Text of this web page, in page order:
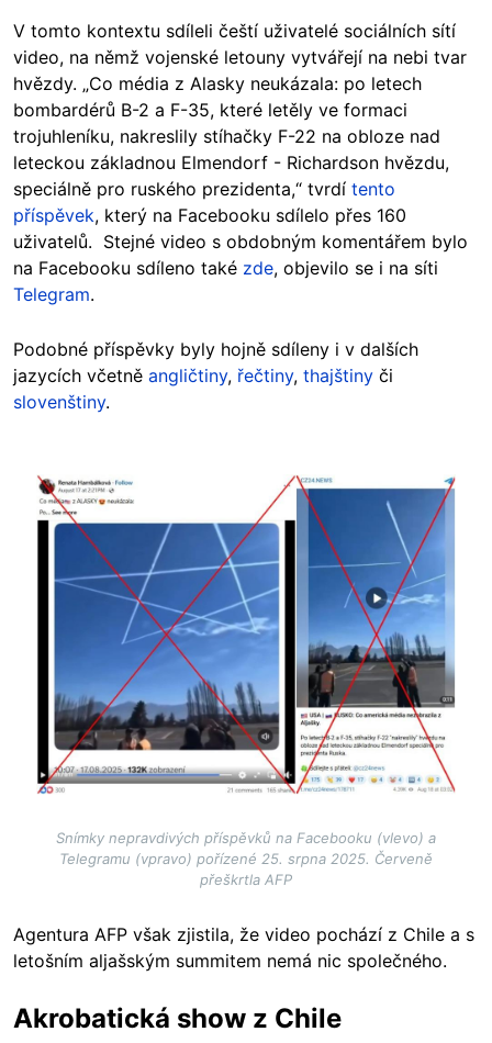
V tomto kontextu sdíleli čeští uživatelé sociálních sítí
video, na němž vojenské letouny vytvářejí na nebi tvar
hvězdy. „Co média z Alasky neukázala: po letech
bombardérů B-2 a F-35, které letěly ve formaci
trojuhleníku, nakreslily stíhačky F-22 na obloze nad
leteckou základnou Elmendorf - Richardson hvězdu,
speciálně pro ruského prezidenta,“ tvrdí tento
příspěvek, který na Facebooku sdílelo přes 160
uživatelů. Stejné video s obdobným komentářem bylo
na Facebooku sdíleno také zde, objevilo se i na síti
Telegram.
Podobné příspěvky byly hojně sdíleny i v dalších
jazycích včetně angličtiny, řečtiny, thajštiny či
slovenštiny.
Image
Snímky nepravdivých příspěvků na Facebooku (vlevo) a
Telegramu (vpravo) pořízené 25. srpna 2025. Červeně
přeškrtla AFP
Agentura AFP však zjistila, že video pochází z Chile a s
letošním aljašským summitem nemá nic společného.
Akrobatická show z Chile